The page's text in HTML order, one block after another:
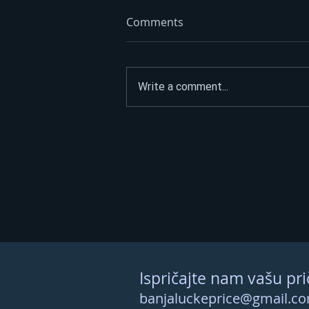
Comments
Write a comment...
Ispričajte nam vašu